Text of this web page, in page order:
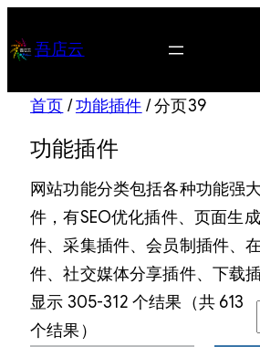
至 吾店云
首页 /功能插件 / 分页39
功能插件
网站功能分类包括各种功能强
件，有SEO优化插件、页面生
件、采集插件、会员制插件、
件、社交媒体分享插件、下载插
显示 305-312 个结果（共 613
个结果）